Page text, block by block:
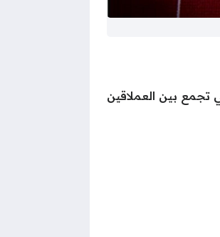
تجمع بين العملاقين